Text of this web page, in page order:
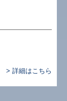
> 詳細はこちら